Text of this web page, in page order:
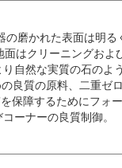
の磨かれた表面は明る
はクリーニングおよ
自然な実質の石のよ
良質の原料、二重ゼロ
保障するためにフォ
ーナーの良質制御。